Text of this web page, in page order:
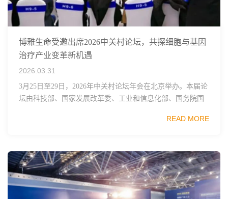
博雅生命受邀出席2026中关村论坛，共探细胞与基因
治疗产业变革新机遇
2026.03.31
3月25日至29日，2026年中关村论坛年会在北京举办。本届论
坛由科技部、国家发展改革委、工业和信息化部、国务院国
READ MORE